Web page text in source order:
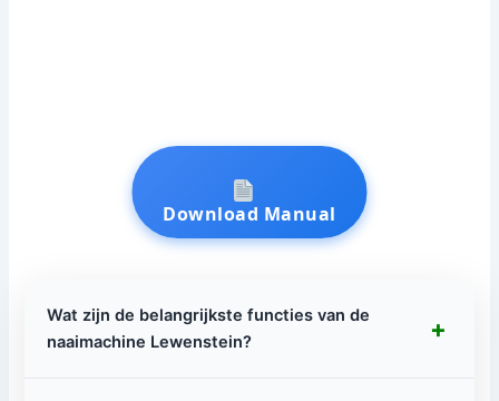
Download Manual
Wat zijn de belangrijkste functies van de
naaimachine Lewenstein?
+